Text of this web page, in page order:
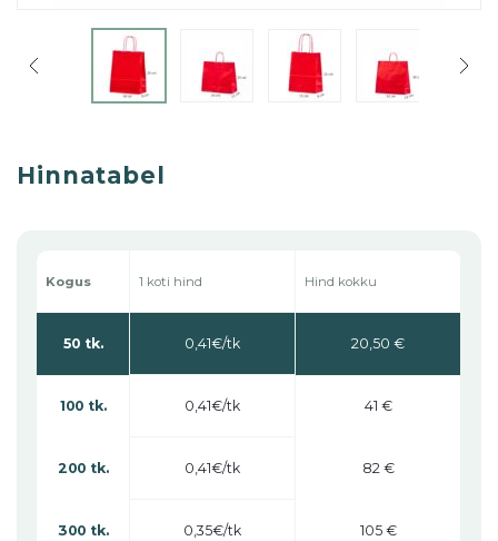
Hinnatabel
Kogus
50 tk.
100 tk.
200 tk.
300 tk.
1 koti hind
0,41
0,41
0,41
0,35
Hind kokku
20,50 €
41 €
82 €
105 €